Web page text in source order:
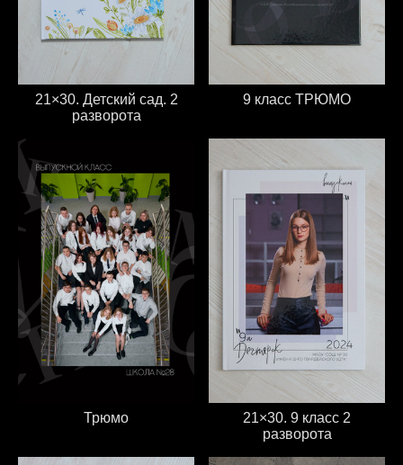
21×30. Детский сад. 2
разворота
9 класс ТРЮМО
Трюмо
21×30. 9 класс 2
разворота